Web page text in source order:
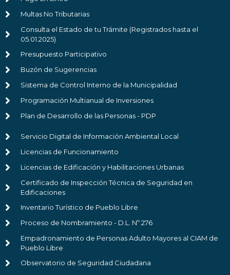
Multas No Tributarias
Consulta el Estado de tu Trámite (Registrados hasta el
05.01.2025)
Presupuesto Participativo
Buzón de Sugerencias
Sistema de Control Interno de la Municipalidad
Programación Multianual de Inversiones
Plan de Desarrollo de las Personas - PDP
Servicio Digital de Información Ambiental Local
Licencias de Funcionamiento
Licencias de Edificación y Habilitaciones Urbanas
Certificado de Inspección Técnica de Seguridad en
Edificaciones
Inventario Turístico de Pueblo Libre
Proceso de Nombramiento - D.L. Nº 276
Empadronamiento de Personas Adulto Mayores al CIAM de
Pueblo Libre
Observatorio de Seguridad Ciudadana